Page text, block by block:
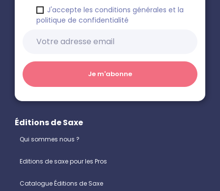
J'accepte les conditions générales et la
politique de confidentialité
Éditions de Saxe
Qui sommes nous ?
Editions de saxe pour les Pros
Catalogue Éditions de Saxe